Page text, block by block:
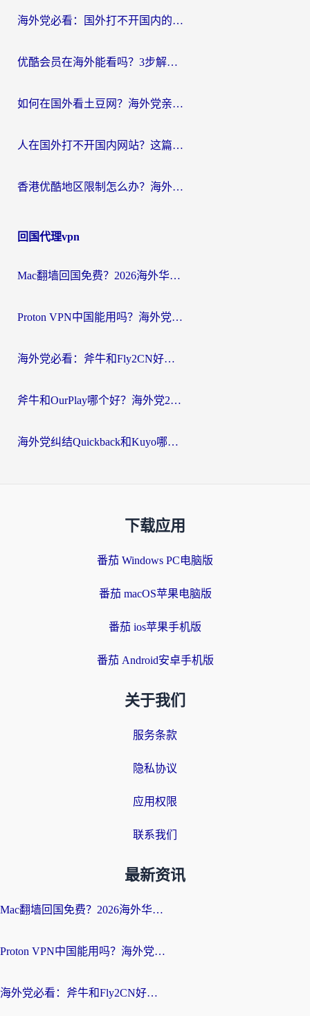
海外党必看：国外打不开国内的app怎么办？3步解决你的乡愁
优酷会员在海外能看吗？3步解决海外追剧难题，附实测好用加速器推荐
如何在国外看土豆网？海外党亲测有效的追剧加速器选择指南
人在国外打不开国内网站？这篇攻略帮你无缝解锁国内资源（附交管12123使用技巧）
香港优酷地区限制怎么办？海外党亲测有效的追剧解决方案
回国代理vpn
Mac翻墙回国免费？2026海外华人亲测：从CCTV5直播到国内APP，这样选加速器才靠谱
Proton VPN中国能用吗？海外党选回国加速器的避坑指南（附番茄加速器实测）
海外党必看：斧牛和Fly2CN好用吗？3招教你选对回国加速器（附免费试用攻略）
斧牛和OurPlay哪个好？海外党2026亲测：选对加速器，国内资源秒加载
海外党纠结Quickback和Kuyo哪个好？选对回国加速器才能无缝刷国内资源
下载应用
番茄 Windows PC电脑版
番茄 macOS苹果电脑版
番茄 ios苹果手机版
番茄 Android安卓手机版
关于我们
服务条款
隐私协议
应用权限
联系我们
最新资讯
Mac翻墙回国免费？2026海外华人亲测：从CCTV5直播到国内APP，这样选加速器才靠谱
Proton VPN中国能用吗？海外党选回国加速器的避坑指南（附番茄加速器实测）
海外党必看：斧牛和Fly2CN好用吗？3招教你选对回国加速器（附免费试用攻略）